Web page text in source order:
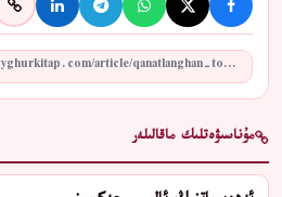
مۇناسىۋەتلىك ماقالىلەر